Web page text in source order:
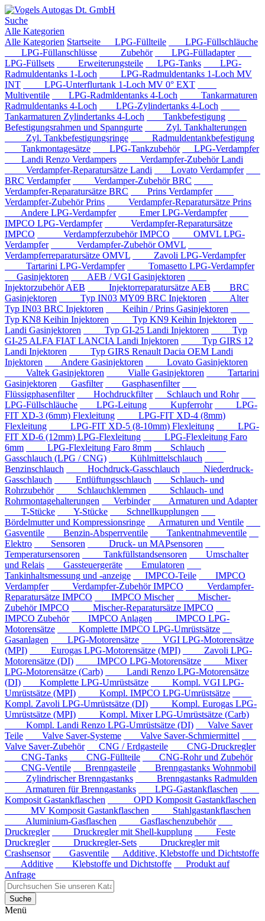
Suche
Alle Kategorien
Alle Kategorien Startseite LPG-Füllteile
LPG-Füllschläuche
LPG-Füllanschlüsse
Zubehör
LPG-Fülladapter
LPG-Füllsets
Erweiterungsteile LPG-Tanks
LPG-
Radmuldentanks 1-Loch
LPG-Radmuldentanks 1-Loch MV
INT
LPG-Unterflurtank 1-Loch MV 0° EXT
Multiventile
LPG-Radmldentanks 4-Loch
Tankarmaturen
Radmuldentanks 4-Loch
LPG-Zylindertanks 4-Loch
Tankarmaturen Zylindertanks 4-Loch
Tankbefestigung
Befestigungsrahmen und Spanngurte
Zyl. Tankhalterungen
Zyl. Tankbefestigungsringe
Radmuldentankbefestigung
Tankmontagesätze
LPG-Tankzubehör
LPG-Verdampfer
Landi Renzo Verdampers
Verdampfer-Zubehör Landi
Verdampfer-Reparatursätze Landi
Lovato Verdampfer
BRC Verdampfer
Verdamper-Zubehör BRC
Verdampfer-Reparatursätze BRC
Prins Verdampfer
Verdampfer-Zubehör Prins
Verdampfer-Reparatursätze Prins
Andere LPG-Verdampfer
Emer LPG-Verdampfer
IMPCO LPG-Verdampfer
Verdampfer-Reparatursätze
IMPCO
Verdampferzubehör IMPCO
OMVL LPG-
Verdampfer
Verdampfer-Zubehör OMVL
Verdampferreparatursätze OMVL
Zavoli LPG-Verdampfer
Tartarini LPG-Verdampfer
Tomasetto LPG-Verdampfer
Gasinjektoren
AEB / VGI Gasinjektoren
Injektorzubehör AEB
Injektorreparatursätze AEB
BRC
Gasinjektoren
Typ IN03 MY09 BRC Injektoren
Alter
Typ IN03 BRC Injektoren
Keihin / Prins Gasinjektoren
Typ KN8 Keihin Injektoren
Typ KN9 Keihin Injektoren
Landi Gasinjektoren
Typ GI-25 Landi Injektoren
Typ
GI-25 ALFA FIAT LANCIA Landi Injektoren
Typ GIRS 12
Landi Injektoren
Typ GIRS Renault Dacia OEM Landi
Injektoren
Andere Gasinjektoren
Lovato Gasinjektoren
Valtek Gasinjektoren
Vialle Gasinjektoren
Tartarini
Gasinjektoren
Gasfilter
Gasphasenfilter
Flüssigphasenfilter
Hochdruckfilter
Schlauch und Rohr
LPG-Füllschläuche
LPG-Leitung Kupferrohr
LPG-
FIT XD-3 (6mm) Flexleitung
LPG-FIT XD-4 (8mm)
Flexleitung
LPG-FIT XD-5 (8-10mm) Flexleitung
LPG-
FIT XD-6 (12mm) LPG-Flexleitung
LPG-Flexleitung Faro
6mm
LPG-Flexleitung Faro 8mm
Schlauch
Gasschlauch (LPG / CNG)
Kühlmittelschlauch
Benzinschlauch
Hochdruck-Gasschlauch
Niederdruck-
Gasschlauch
Entlüftungsschlauch
Schlauch- und
Rohrzubehör
Schlauchklemmen
Schlauch- und
Rohrmontagehalterungen
Verbinder
Armaturen und Adapter
T-Stücke
Y-Stücke
Schnellkupplungen
Bördelmutter und Kompressionsringe
Armaturen und Ventile
Gasventile
Benzin-Absperrventile
Tankentnahmeventile
Elektro
Sensoren
Druck- un MAPsensoren
Temperatursensoren
Tankfüllstandsensoren
Umschalter
und Relais
Gassteuergeräte
Emulatoren
Tankinhaltsmessung und -anzeige
IMPCO-Teile
IMPCO
Verdampfer
Verdampfer-Zubehör IMPCO
Verdampfer-
Reparatursätze IMPCO
IMPCO Mischer
Mischer-
Zubehör IMPCO
Mischer-Reparatursätze IMPCO
IMPCO Zubehör
IMPCO Anlagen
IMPCO LPG-
Motorensätze
Komplette IMPCO LPG-Umrüstsätze
Gasanlagen
LPG-Motorensätze
VGI LPG-Motorensätze
(MPI)
Eurogas LPG-Motorensätze (MPI)
Zavoli LPG-
Motorensätze (DI)
IMPCO LPG-Motorensätze
Mixer
LPG-Motorensätze (Carb)
Landi Renzo LPG-Motorensätze
(DI)
Komplette LPG-Umrüstsätze
Kompl. VGI LPG-
Umrüstsätze (MPI)
Kompl. IMPCO LPG-Umrüstsätze
Kompl. Zavoli LPG-Umrüstsätze (DI)
Kompl. Eurogas LPG-
Umrüstsätze (MPI)
Kompl. Mixer LPG-Umrüstsätze (Carb)
Kompl. Landi Renzo LPG-Umrüstsätze (DI)
Valve Saver
Teile
Valve Saver-Systeme
Valve Saver-Schmiermittel
Valve Saver-Zubehör
CNG / Erdgasteile
CNG-Druckregler
CNG-Tanks
CNG-Füllteile
CNG-Rohr und Zubehör
CNG-Ventile
Brenngasteile
Brenngastanks Wohnmobil
Zylindrischer Brenngastanks
Brenngastanks Radmulden
Armaturen für Brenngastanks
LPG-Gastankflaschen
Komposit Gastankflaschen
OPD Komposit Gastankflaschen
MV Komposit Gastankflaschen
Stahlgastankflaschen
Aluminium-Gasflaschen
Gasflaschenzubehör
Druckregler
Druckregler mit Shell-kupplung
Feste
Druckregler
Druckregler-Sets
Druckregler mit
Crashsensor
Gasventile
Additive, Klebstoffe und Dichtstoffe
Additive
Klebstoffe und Dichtstoffe
Produkt auf
Anfrage
Suche
Menü